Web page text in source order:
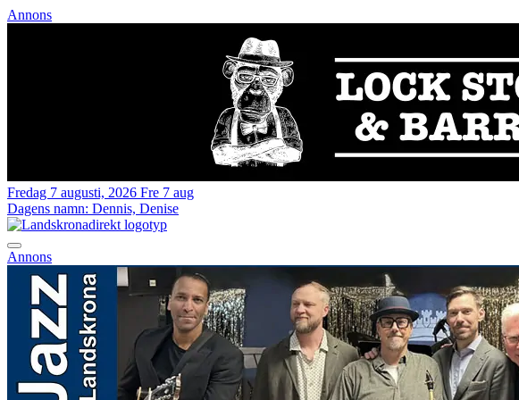
Annons
Fredag 7 augusti, 2026 Fre 7 aug
Dagens namn: Dennis, Denise
Annons